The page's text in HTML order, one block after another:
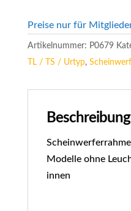
Preise nur für
Artikelnummer: P0679
TL / TS / Urtyp,
Beschreibung
Modelle ohne
innen